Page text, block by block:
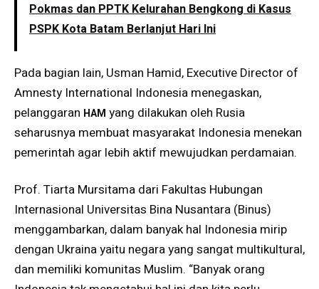
Pokmas dan PPTK Kelurahan Bengkong di Kasus
PSPK Kota Batam Berlanjut Hari Ini
Pada bagian lain, Usman Hamid, Executive Director of
Amnesty International Indonesia menegaskan,
pelanggaran HAM yang dilakukan oleh Rusia
seharusnya membuat masyarakat Indonesia menekan
pemerintah agar lebih aktif mewujudkan perdamaian.
Prof. Tiarta Mursitama dari Fakultas Hubungan
Internasional Universitas Bina Nusantara (Binus)
menggambarkan, dalam banyak hal Indonesia mirip
dengan Ukraina yaitu negara yang sangat multikultural,
dan memiliki komunitas Muslim. “Banyak orang